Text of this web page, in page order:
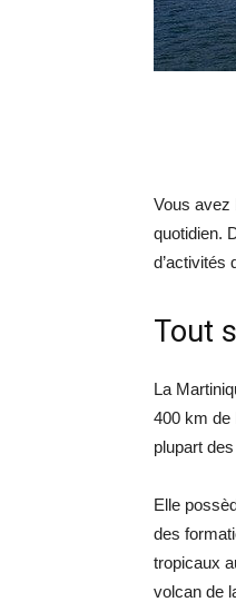
Vous avez
quotidien.
d’activités
Tout
La
400 km de
plupart
Elle
des
tropicaux
volcan de